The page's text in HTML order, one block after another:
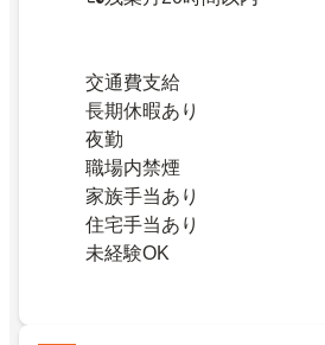
交通費支給
長期休暇あり
夜勤
職場内禁煙
家族手当あり
住宅手当あり
未経験OK